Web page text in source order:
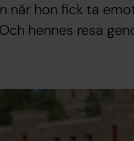
när hon fick ta
hennes resa